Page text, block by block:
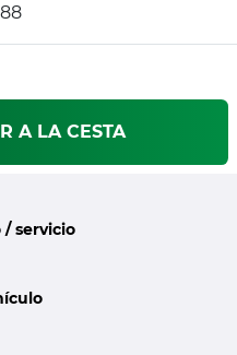
A LA CESTA
/ servicio